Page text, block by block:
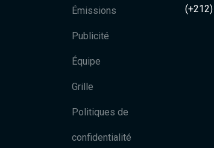
Émissions
Publicité
Équipe
Grille
Politiques de
confidentialité